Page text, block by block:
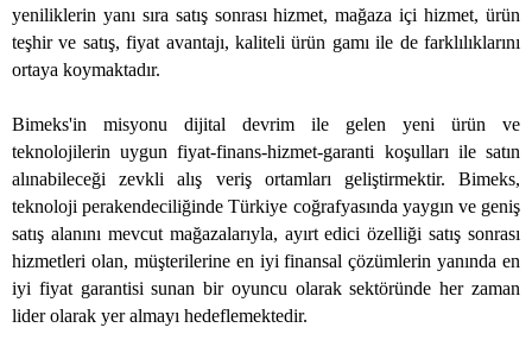
yeniliklerin yanı sıra satış sonrası hizmet, mağaza içi hizmet, ürün
teşhir ve satış, fiyat avantajı, kaliteli ürün gamı ile de farklılıklarını
ortaya koymaktadır.
Bimeks'in misyonu dijital devrim ile gelen yeni ürün ve
teknolojilerin uygun fiyat-finans-hizmet-garanti koşulları ile satın
alınabileceği zevkli alış veriş ortamları geliştirmektir. Bimeks,
teknoloji perakendeciliğinde Türkiye coğrafyasında yaygın ve geniş
satış alanını mevcut mağazalarıyla, ayırt edici özelliği satış sonrası
hizmetleri olan, müşterilerine en iyi finansal çözümlerin yanında en
iyi fiyat garantisi sunan bir oyuncu olarak sektöründe her zaman
lider olarak yer almayı hedeflemektedir.